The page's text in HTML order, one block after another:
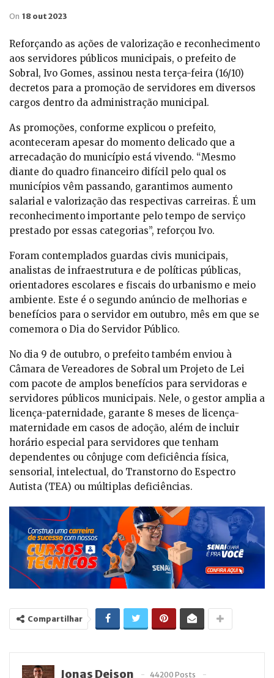
On 18 out 2023
Reforçando as ações de valorização e reconhecimento
aos servidores públicos municipais, o prefeito de
Sobral, Ivo Gomes, assinou nesta terça-feira (16/10)
decretos para a promoção de servidores em diversos
cargos dentro da administração municipal.
As promoções, conforme explicou o prefeito,
aconteceram apesar do momento delicado que a
arrecadação do município está vivendo. “Mesmo
diante do quadro financeiro difícil pelo qual os
municípios vêm passando, garantimos aumento
salarial e valorização das respectivas carreiras. É um
reconhecimento importante pelo tempo de serviço
prestado por essas categorias”, reforçou Ivo.
Foram contemplados guardas civis municipais,
analistas de infraestrutura e de políticas públicas,
orientadores escolares e fiscais do urbanismo e meio
ambiente. Este é o segundo anúncio de melhorias e
benefícios para o servidor em outubro, mês em que se
comemora o Dia do Servidor Público.
No dia 9 de outubro, o prefeito também enviou à
Câmara de Vereadores de Sobral um Projeto de Lei
com pacote de amplos benefícios para servidoras e
servidores públicos municipais. Nele, o gestor amplia a
licença-paternidade, garante 8 meses de licença-
maternidade em casos de adoção, além de incluir
horário especial para servidores que tenham
dependentes ou cônjuge com deficiência física,
sensorial, intelectual, do Transtorno do Espectro
Autista (TEA) ou múltiplas deficiências.
Compartilhar
Jonas Deison
44200 Posts